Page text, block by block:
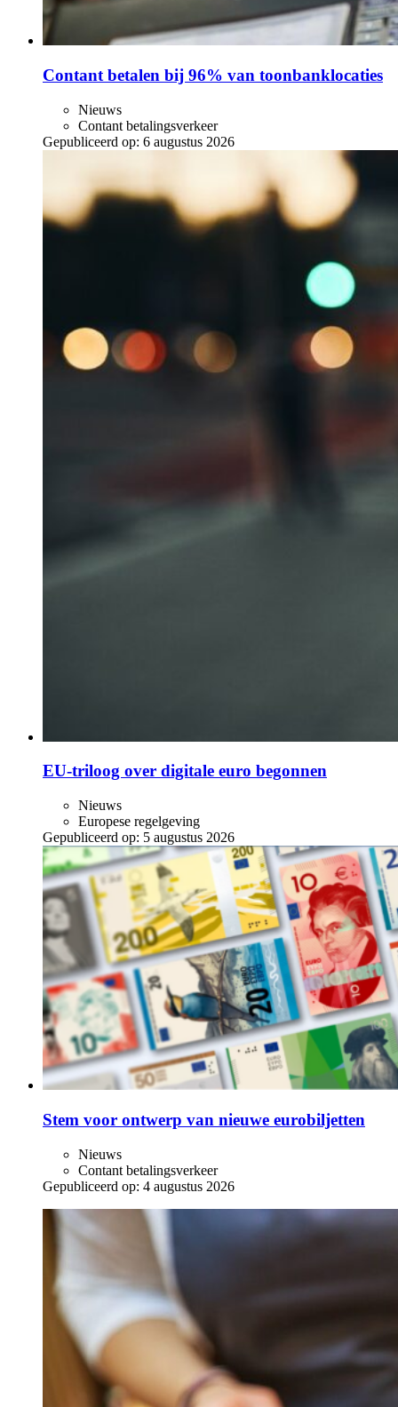
Contant betalen bij 96% van toonbanklocaties
Nieuws
Contant betalingsverkeer
Gepubliceerd op: 6 augustus 2026
EU-triloog over digitale euro begonnen
Nieuws
Europese regelgeving
Gepubliceerd op: 5 augustus 2026
Stem voor ontwerp van nieuwe eurobiljetten
Nieuws
Contant betalingsverkeer
Gepubliceerd op: 4 augustus 2026